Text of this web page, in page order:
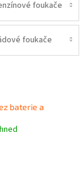
foukače
foukače
baterie a